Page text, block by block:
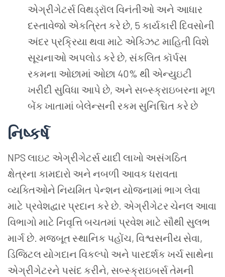
એગ્રીગેટર્સ વિથડ્રૉલ વિનંતીઓ અને આધાર
દસ્તાવેજો એકત્રિત કરે છે, 5 કાર્યકારી દિવસોની
અંદર પ્રક્રિયા થવા માટે એક્ઝિટ માહિતી વિશે
સૂચનાઓ અપલોડ કરે છે, સંકલિત કૉર્પસ
રકમના ઓછામાં ઓછા 40% થી એન્યુઇટી
ખરીદી સુવિધા આપે છે, અને સબ્સ્ક્રાઇબરના મૂળ
બેંક ખાતામાં બેલેન્સની રકમ સુનિશ્ચિત કરે છે
નિષ્કર્ષ
NPS લાઇટ એગ્રીગેટર્સ યાદી લાખો અસંગઠિત
ક્ષેત્રના કામદારો અને નબળી આવક ધરાવતા
વ્યક્તિઓને નિયમિત પેન્શન યોજનામાં ભાગ લેવા
માટે પ્રવેશદ્વાર પ્રદાન કરે છે. એગ્રીગેટર ચેનલ આવા
વિભાગો માટે નિવૃત્તિ બચતમાં પ્રવેશ માટે સૌથી સુલભ
માર્ગ છે. મજબૂત સ્થાનિક પહોંચ, વિશ્વસનીય સેવા,
ડિજિટલ યોગદાન વિકલ્પો અને પારદર્શક ખર્ચ સાથેના
એગ્રીગેટરને પસંદ કરીને, સબ્સ્ક્રાઇબર્સ તેમની